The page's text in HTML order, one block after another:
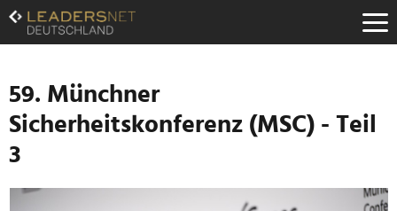
Zum
Inhalt
Zur
Navigation
Zur
Hauptnavigation
59. Münchner
Sicherheitskonferenz (MSC) - Teil
3